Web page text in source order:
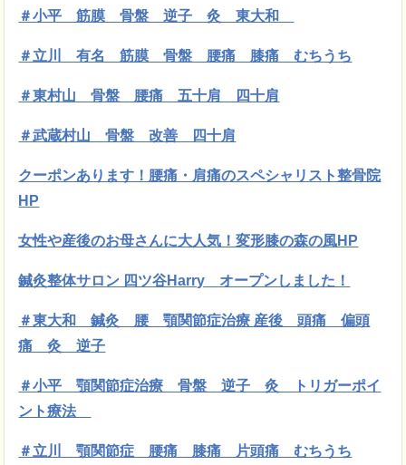
＃小平 筋膜骨盤 逆子 灸 東大和
＃立川 有名 筋膜 骨盤 腰痛 膝痛 むちうち
＃東村山 骨盤 腰痛 五十肩 四十肩
＃武蔵村山 骨盤 改善 四十肩
クーポンあります！腰痛・肩痛のスペシャリスト整骨院
HP
女性や産後のお母さんに大人気！変形膝の森の風HP
鍼灸整体サロン 四ツ谷Harry オープンしました！
＃東大和 鍼灸 腰 顎関節症治療 産後 頭痛 偏頭
痛 灸 逆子
＃小平 顎関節症治療 骨盤 逆子 灸 トリガーポイ
ント療法
＃立川 顎関節症 腰痛 膝痛 片頭痛 むちうち